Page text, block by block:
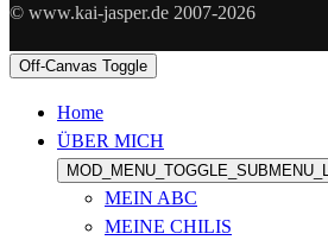
© www.kai-jasper.de 2007-2026
Off-Canvas Toggle
Home
ÜBER MICH
MEIN ABC
MEINE CHILIS